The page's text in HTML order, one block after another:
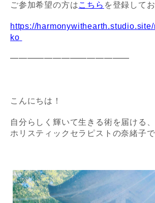
ご参加希望の方はこちら を登録して
https://
ko
━━━━━━━━━━━━━━
こんにちは！
自分らしく輝いて生きる術を届ける、
ホリスティックセラピストの奈緒子で